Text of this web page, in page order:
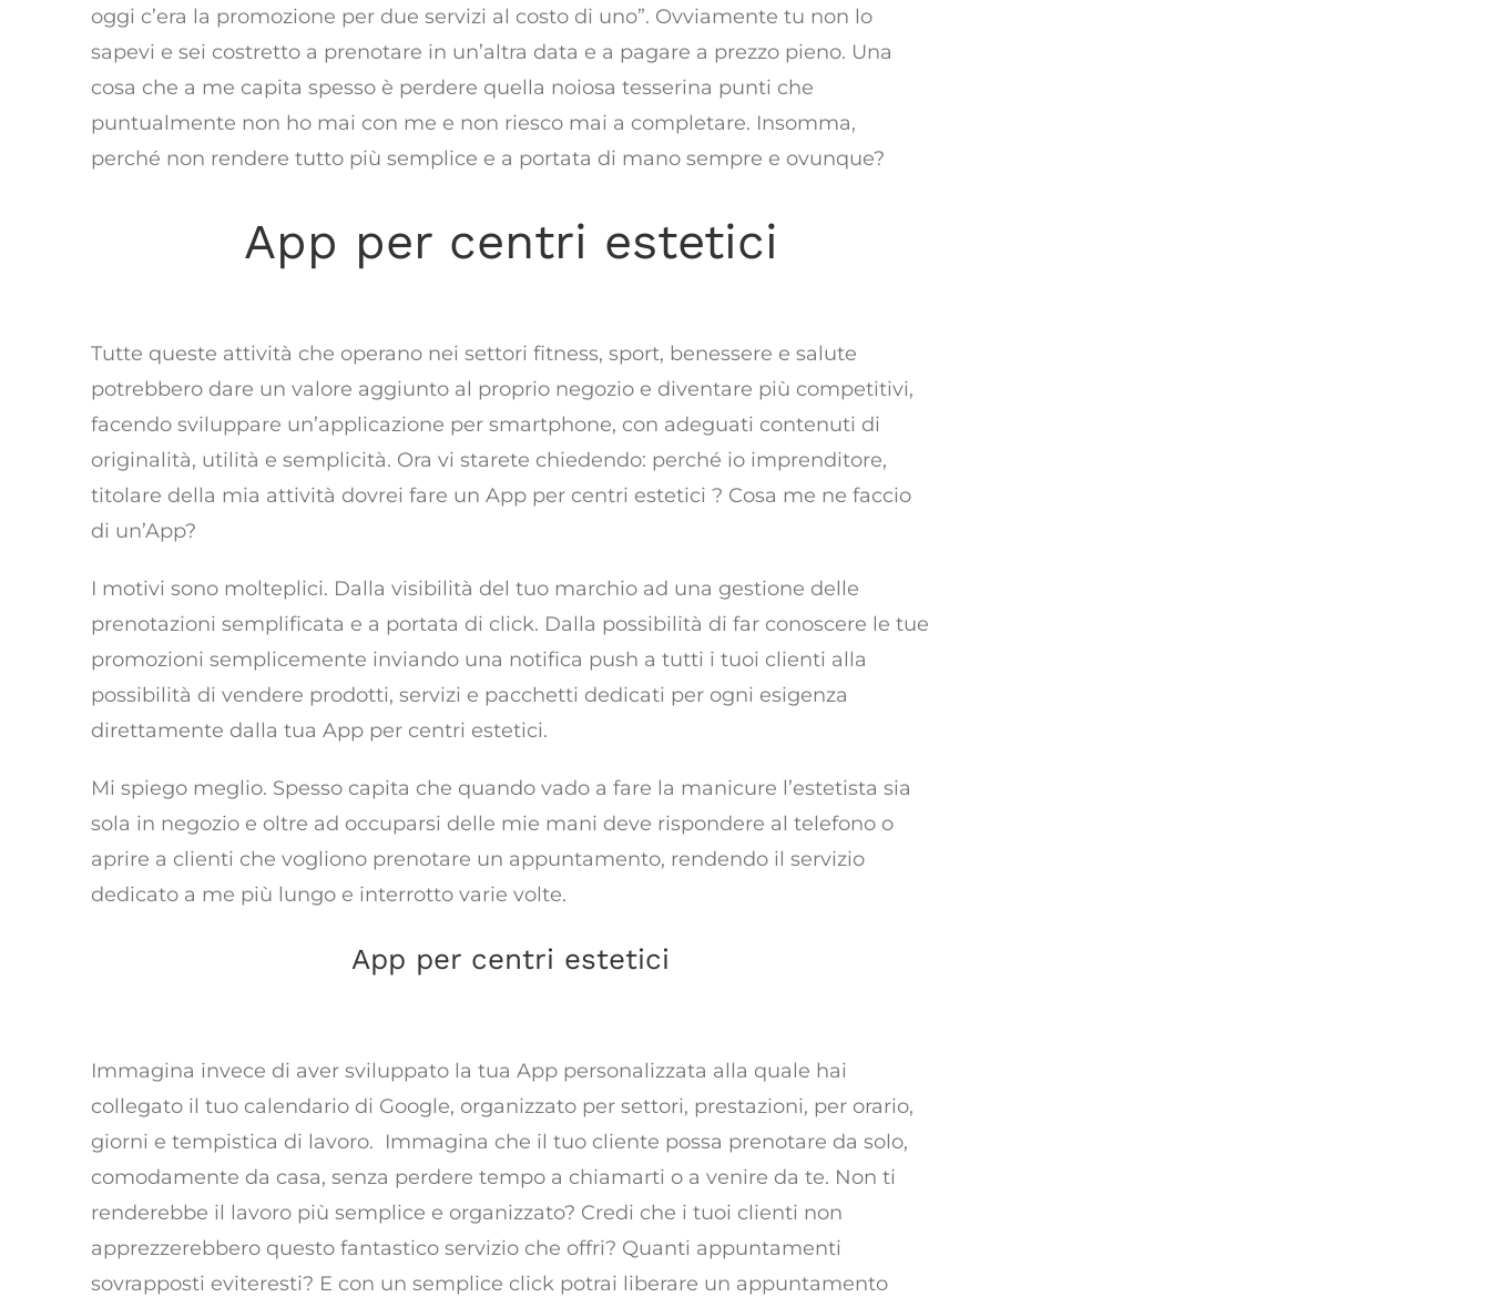
oggi c’era la promozione per due servizi al costo di uno”. Ovviamente tu non lo
sapevi e sei costretto a prenotare in un’altra data e a pagare a prezzo pieno. Una
cosa che a me capita spesso è perdere quella noiosa tesserina punti che
puntualmente non ho mai con me e non riesco mai a completare. Insomma,
perché non rendere tutto più semplice e a portata di mano sempre e ovunque?
App per centri estetici
Tutte queste attività che operano nei settori fitness, sport, benessere e salute
potrebbero dare un valore aggiunto al proprio negozio e diventare più competitivi,
facendo sviluppare un’applicazione per smartphone, con adeguati contenuti di
originalità, utilità e semplicità. Ora vi starete chiedendo: perché io imprenditore,
titolare della mia attività dovrei fare un App per centri estetici ? Cosa me ne faccio
di un’App?
I motivi sono molteplici. Dalla visibilità del tuo marchio ad una gestione delle
prenotazioni semplificata e a portata di click. Dalla possibilità di far conoscere le tue
promozioni semplicemente inviando una notifica push a tutti i tuoi clienti alla
possibilità di vendere prodotti, servizi e pacchetti dedicati per ogni esigenza
direttamente dalla tua App per centri estetici.
Mi spiego meglio. Spesso capita che quando vado a fare la manicure l’estetista sia
sola in negozio e oltre ad occuparsi delle mie mani deve rispondere al telefono o
aprire a clienti che vogliono prenotare un appuntamento, rendendo il servizio
dedicato a me più lungo e interrotto varie volte.
App per centri estetici
Immagina invece di aver sviluppato la tua App personalizzata alla quale hai
collegato il tuo calendario di Google, organizzato per settori, prestazioni, per orario,
giorni e tempistica di lavoro. Immagina che il tuo cliente possa prenotare da solo,
comodamente da casa, senza perdere tempo a chiamarti o a venire da te. Non ti
renderebbe il lavoro più semplice e organizzato? Credi che i tuoi clienti non
apprezzerebbero questo fantastico servizio che offri? Quanti appuntamenti
sovrapposti eviteresti? E con un semplice click potrai liberare un appuntamento